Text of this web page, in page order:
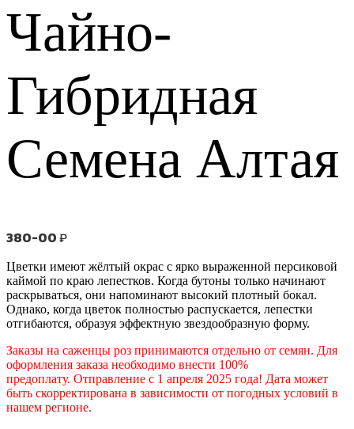
Чайно-
Гибридная
Семена Алтая
380-00₽
Цветки имеют жёлтый окрас с ярко выраженной персиковой
каймой по краю лепестков. Когда бутоны только начинают
раскрываться, они напоминают высокий плотный бокал.
Однако, когда цветок полностью распускается, лепестки
отгибаются, образуя эффектную звездообразную форму.
Заказы на саженцы роз принимаются отдельно от семян. Для
оформления заказа необходимо внести 100%
предоплату. Отправление с 1 апреля 2025 года! Дата может
быть скорректирована в зависимости от погодных условий в
нашем регионе.